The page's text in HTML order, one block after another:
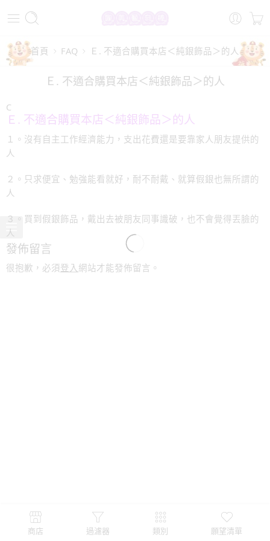
首頁 FAQ Ｅ. 不適合購買本店＜純銀飾品＞的人
Ｅ. 不適合購買本店＜純銀飾品＞的人
C
Ｅ. 不適合購買本店＜純銀飾品＞的人
１。沒有自主工作經濟能力，支出花費還是要靠家人朋友提供的
人
２。只求便宜、勉強能看就好，耐不耐戴、就算假銀也無所謂的
人
３。買到假銀飾品，戴出去被朋友同事識破，也不會覺得丟臉的
人
發佈留言
很抱歉，必須登入 網站才能發佈留言。
商店 過濾器 類別 願望清單